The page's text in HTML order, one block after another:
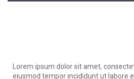
Lorem ipsum dolor sit amet,
eiusmod tempor incididunt ut labore